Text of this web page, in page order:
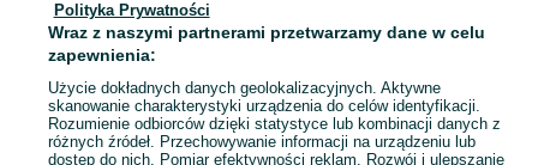
Mapa miejscowości
Mapa ministron
Popularne wyszukiwania
Polityka Prywatności
Wraz z naszymi partnerami przetwarzamy dane w celu
zapewnienia:
Użycie dokładnych danych geolokalizacyjnych. Aktywne
skanowanie charakterystyki urządzenia do celów identyfikacji.
Rozumienie odbiorców dzięki statystyce lub kombinacji danych z
różnych źródeł. Przechowywanie informacji na urządzeniu lub
dostęp do nich. Pomiar efektywności reklam. Rozwój i ulepszanie